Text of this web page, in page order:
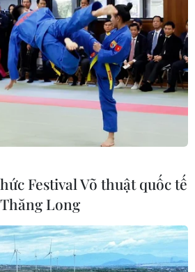
Festival Võ thuật quốc tế
Long